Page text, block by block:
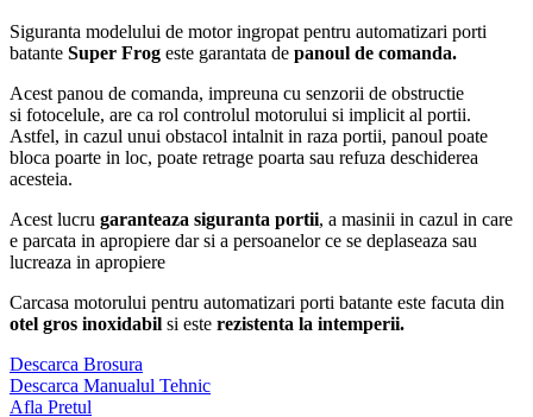
Siguranta modelului de motor ingropat pentru automatizari porti
batante Super Frog este garantata de panoul de comanda.
Acest panou de comanda, impreuna cu senzorii de obstructie
si fotocelule, are ca rol controlul motorului si implicit al portii.
Astfel, in cazul unui obstacol intalnit in raza portii, panoul poate
bloca poarte in loc, poate retrage poarta sau refuza deschiderea
acesteia.
Acest lucru garanteaza siguranta portii, a masinii in cazul in care
e parcata in apropiere dar si a persoanelor ce se deplaseaza sau
lucreaza in apropiere
Carcasa motorului pentru automatizari porti batante este facuta din
otel gros inoxidabil si este rezistenta la intemperii.
Descarca Brosura
Descarca Manualul Tehnic
Afla Pretul